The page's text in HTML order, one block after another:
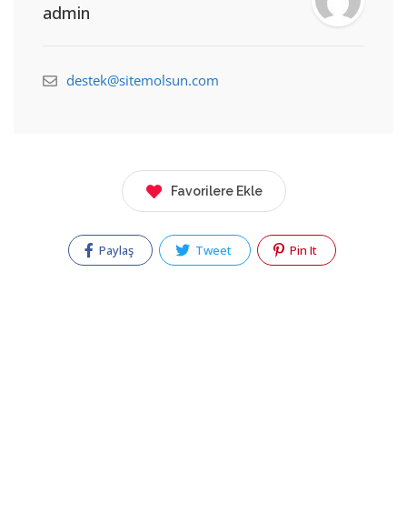
admin
destek@sitemolsun.com
Favorilere Ekle
Paylaş Tweet Pin It